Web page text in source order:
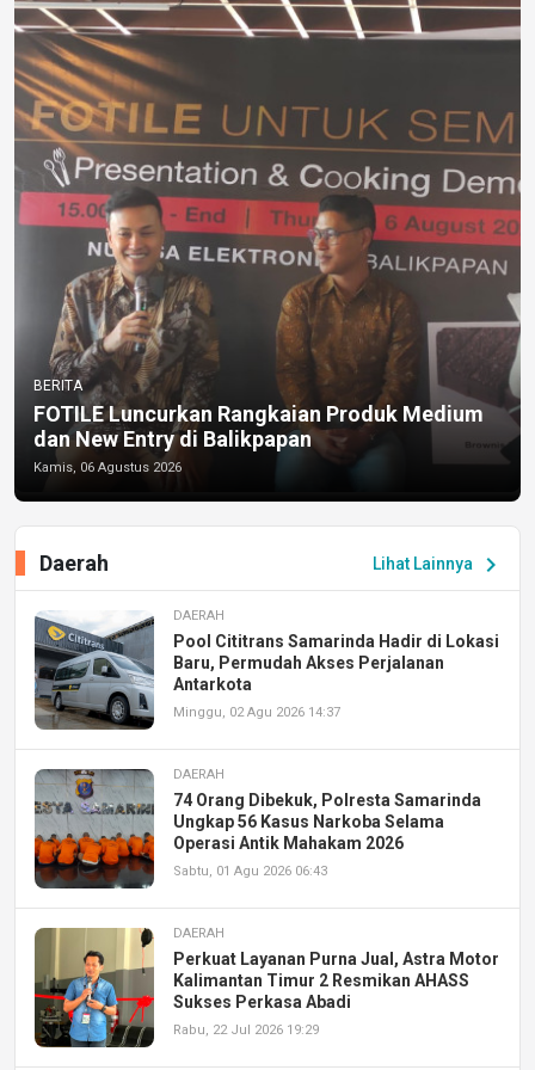
BERITA
FOTILE Luncurkan Rangkaian Produk Medium
dan New Entry di Balikpapan
Kamis, 06 Agustus 2026
Lihat Lainnya chevron_right
Daerah
DAERAH
Pool Cititrans Samarinda Hadir di Lokasi
Baru, Permudah Akses Perjalanan
Antarkota
Minggu, 02 Agu 2026 14:37
DAERAH
74 Orang Dibekuk, Polresta Samarinda
Ungkap 56 Kasus Narkoba Selama
Operasi Antik Mahakam 2026
Sabtu, 01 Agu 2026 06:43
DAERAH
Perkuat Layanan Purna Jual, Astra Motor
Kalimantan Timur 2 Resmikan AHASS
Sukses Perkasa Abadi
Rabu, 22 Jul 2026 19:29